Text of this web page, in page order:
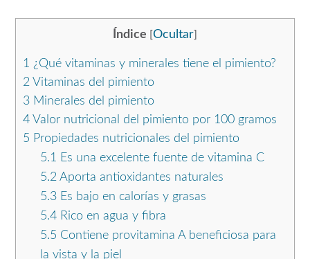
Índice Ocultar
1 ¿Qué vitaminas y minerales tiene el pimiento?
2 Vitaminas del pimiento
3 Minerales del pimiento
4 Valor nutricional del pimiento por 100 gramos
5 Propiedades nutricionales del pimiento
5.1 Es una excelente fuente de vitamina C
5.2Aporta antioxidantes naturales
5.3Es bajo en calorías y grasas
5.4Rico en agua y fibra
5.5 Contiene provitamina A beneficiosa para
la vista y la piel